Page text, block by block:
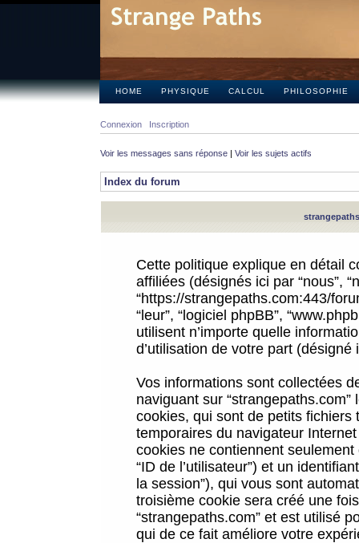
HOME PHYSIQUE CALCUL PHILOSOPHIE
Connexion Inscription
Voir les messages sans réponse | Voir les sujets actifs
Index du forum
Cette politique explique en détail
affiliées (désignés ici par “nous”,
“https://strangepaths.com:443/
“leur”, “logiciel phpBB”,
utilisent n’importe quelle
d’utilisation de votre part (désigné
Vos informations sont collectées
naviguant sur
cookies, qui sont de petits
temporaires du navigateur
cookies ne contiennent
“ID de l’utilisateur”) et un
la session”), qui vous sont
troisième cookie sera créé une
“strangepaths.com” et est utilisé
qui de ce fait améliore votre